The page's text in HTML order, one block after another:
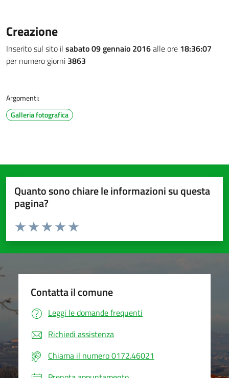
Creazione
Inserito sul sito il sabato 09 gennaio 2016alle ore 18:36:07
per numero giorni 3863
Argomenti:
Galleria fotografica
Quanto sono chiare le informazioni su questa
pagina?
Valuta da 1 a 5 stelle la pagina
Valuta 5 stelle su 5
Valuta 4 stelle su 5
Valuta 3 stelle su 5
Valuta 2 stelle su 5
Valuta 1 stelle su 5
Contatta il comune
Leggi le domande frequenti
Richiedi assistenza
Chiama il numero 0172.46021